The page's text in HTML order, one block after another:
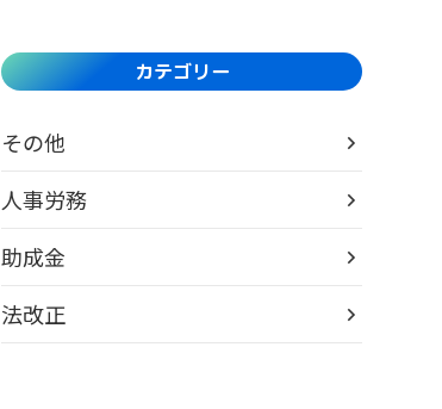
カテゴリー
その他
人事労務
助成金
法改正